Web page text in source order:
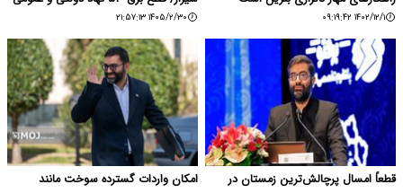
۱۴۰۲/۱۲/۱ ۰۹:۱۹:۴۲ ۱۴۰۵/۲/۳۰ ۲۱:۵۷:۱۳
قطعاً امسال پرچالش‌ترین زمستان‌ در
امکان واردات گسترده سوخت مانند